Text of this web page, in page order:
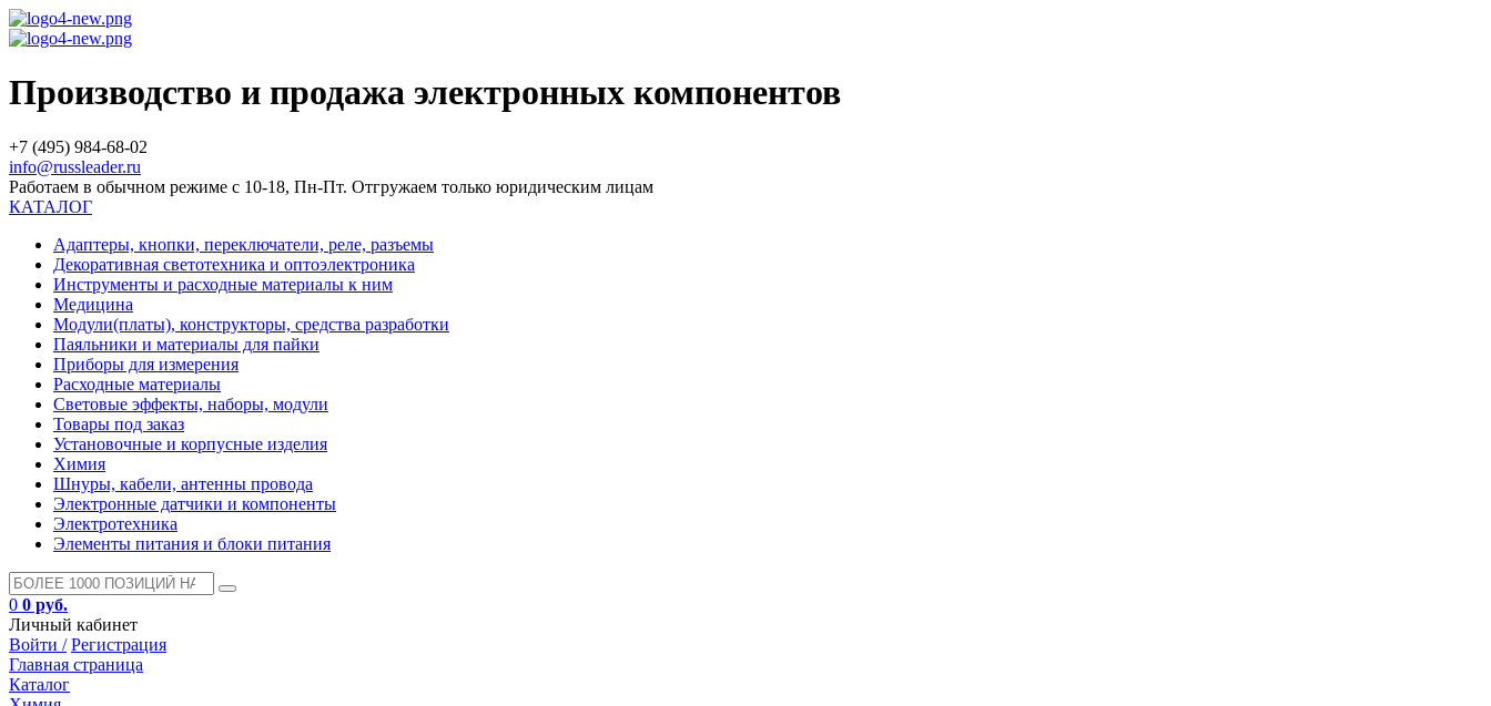
Производство и продажа электронных компонентов
+7 (495) 984-68-02
info@russleader.ru
Работаем в обычном режиме с 10-18, Пн-Пт. Отгружаем только юридическим лицам
КАТАЛОГ
Адаптеры, кнопки, переключатели, реле, разъемы
Декоративная светотехника и оптоэлектроника
Инструменты и расходные материалы к ним
Медицина
Модули(платы), конструкторы, средства разработки
Паяльники и материалы для пайки
Приборы для измерения
Расходные материалы
Световые эффекты, наборы, модули
Товары под заказ
Установочные и корпусные изделия
Химия
Шнуры, кабели, антенны провода
Электронные датчики и компоненты
Электротехника
Элементы питания и блоки питания
0 0 руб.
Личный кабинет
Войти / Регистрация
Главная страница
Каталог